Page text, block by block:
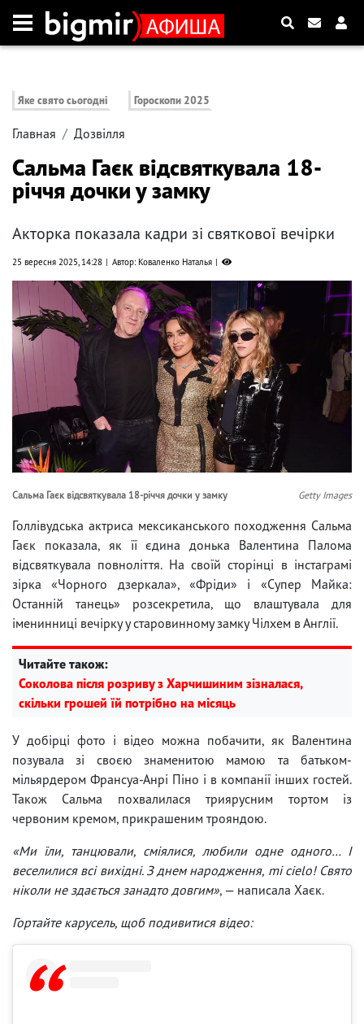
Яке свято сьогодні Гороскопи 2025
Главная Дозвілля
Сальма Гаєк відсвяткувала 18-
річчя дочки у замку
Акторка показала кадри зі святкової вечірки
25 вересня 2025, 14:28 Автор: Коваленко Наталья
Сальма Гаєк відсвяткувала 18-річчя дочки у замку Getty Images
Голлівудська актриса мексиканського походження Сальма
Гаєк показала, як її єдина донька Валентина Палома
відсвяткувала повноліття. На своїй сторінці в інстаграмі
зірка «Чорного дзеркала», «Фріди» і «Супер Майка:
Останній танець» розсекретила, що влаштувала для
іменинниці вечірку у старовинному замку Чілхем в Англії.
Читайте також:
Соколова після розриву з Харчишиним зізналася,
скільки грошей їй потрібно на місяць
У добірці фото і відео можна побачити, як Валентина
позувала зі своєю знаменитою мамою та батьком-
мільярдером Франсуа-Анрі Піно і в компанії інших гостей.
Також Сальма похвалилася триярусним тортом із
червоним кремом, прикрашеним трояндою.
«Ми їли, танцювали, сміялися, любили одне одного… І
веселилися всі вихідні. З днем народження, mi cielo! Свято
ніколи не здається занадто довгим», — написала Хаєк.
Гортайте карусель, щоб подивитися відео: